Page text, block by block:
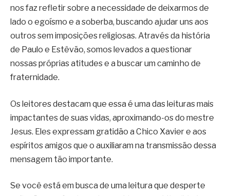
nos faz refletir sobre a necessidade de deixarmos de
lado o egoísmo e a soberba, buscando ajudar uns aos
outros sem imposições religiosas. Através da história
de Paulo e Estêvão, somos levados a questionar
nossas próprias atitudes e a buscar um caminho de
fraternidade.
Os leitores destacam que essa é uma das leituras mais
impactantes de suas vidas, aproximando-os do mestre
Jesus. Eles expressam gratidão a Chico Xavier e aos
espíritos amigos que o auxiliaram na transmissão dessa
mensagem tão importante.
Se você está em busca de uma leitura que desperte